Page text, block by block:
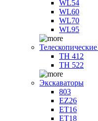
WL54
WL60
WL70
WL95
TH 412
TH 522
Экскаваторы
803
EZ26
ET16
ET18